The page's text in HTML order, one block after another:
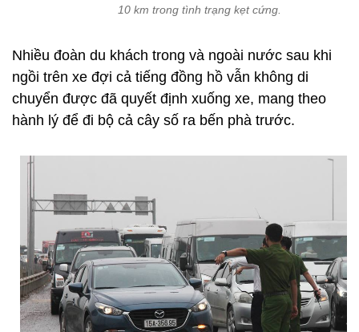
10 km trong tình trạng kẹt cứng.
Nhiều đoàn du khách trong và ngoài nước sau khi
ngồi trên xe đợi cả tiếng đồng hồ vẫn không di
chuyển được đã quyết định xuống xe, mang theo
hành lý để đi bộ cả cây số ra bến phà trước.